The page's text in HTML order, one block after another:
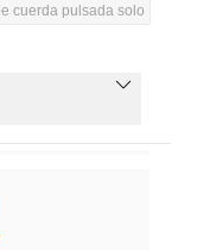
cuerda pulsada solo